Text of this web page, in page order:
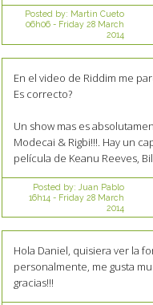
Posted by: Martin Cueto
06h06- Friday 28 March
2014
En el video de Riddim me
Es correcto?
Un show mas es
Modecai & Rigbi!!!. Hay un
película de Keanu Reeves,
Posted by: Juan Pablo
16h14 - Friday 28 March
2014
Hola Daniel, quisiera ver la
personalmente, me gusta
gracias!!!